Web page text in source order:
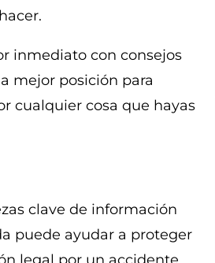
inmediato con consejos
mejor posición para
cualquier cosa que hayas
clave de información
puede ayudar a proteger